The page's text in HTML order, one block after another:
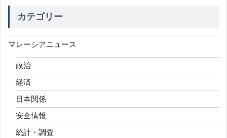
カテゴリー
マレーシアニュース
政治
経済
日本関係
安全情報
統計・調査